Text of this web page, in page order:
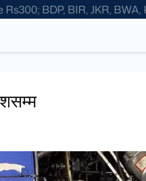
Rs300; BDP, BIR, JKR,